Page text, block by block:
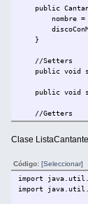
public
nombre =
}
//Setters
public void
public void
//Getters
public String
}
Clase
Código: [Seleccionar]
import
import